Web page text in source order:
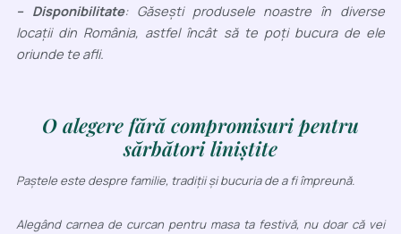
– Disponibilitate: Găsești produsele noastre în diverse
locații din România, astfel încât să te poți bucura de ele
oriunde te afli.
O alegere fără compromisuri pentru
sărbători liniștite
Paștele este despre familie, tradiții și bucuria de a fi împreună.
Alegând carnea de curcan pentru masa ta festivă, nu doar că vei